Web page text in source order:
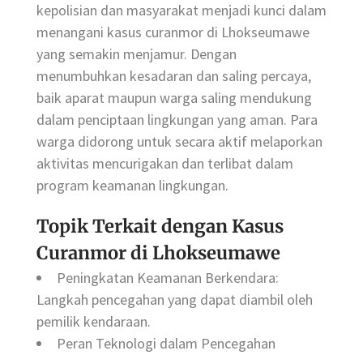
kepolisian dan masyarakat menjadi kunci dalam
menangani kasus curanmor di Lhokseumawe
yang semakin menjamur. Dengan
menumbuhkan kesadaran dan saling percaya,
baik aparat maupun warga saling mendukung
dalam penciptaan lingkungan yang aman. Para
warga didorong untuk secara aktif melaporkan
aktivitas mencurigakan dan terlibat dalam
program keamanan lingkungan.
Topik Terkait dengan Kasus
Curanmor di Lhokseumawe
Peningkatan Keamanan Berkendara:
Langkah pencegahan yang dapat diambil oleh
pemilik kendaraan.
Peran Teknologi dalam Pencegahan